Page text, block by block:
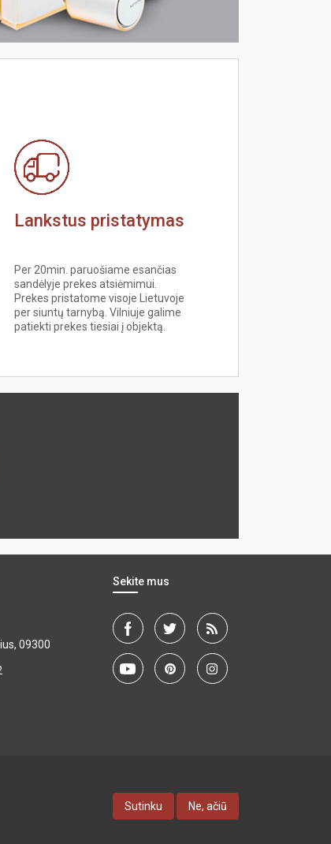
Lankstus pristatymas
Per 20min. paruošiame esančias
sandėlyje prekes atsiėmimui.
Prekes pristatome visoje Lietuvoje
per siuntų tarnybą. Vilniuje galime
patiekti prekes tiesiai į objektą.
09300
Sekite mus
Sutinku Ne, ačiū